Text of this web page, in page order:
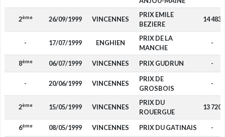
2ème 26/09/1999 VINCENNES
PRIX EMILE
BEZIERE
14 483
- 17/07/1999 ENGHIEN
PRIX DE LA
MANCHE
-
8ème 06/07/1999 VINCENNES PRIX GUDRUN -
- 20/06/1999 VINCENNES
PRIX DE
GROSBOIS
-
2ème 15/05/1999 VINCENNES
PRIX DU
ROUERGUE
13 720
6ème 08/05/1999 VINCENNES PRIX DU GATINAIS -